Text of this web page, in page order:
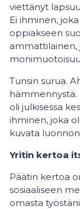
viettänyt
Ei ihminen,
oppiakseen
ammattilainen,
Tunsin surua.
hämmennystä.
oli julkisessa
ihminen, joka
kuvata
Yritin kertoa
Päätin kertoa
sosiaaliseen
omasta